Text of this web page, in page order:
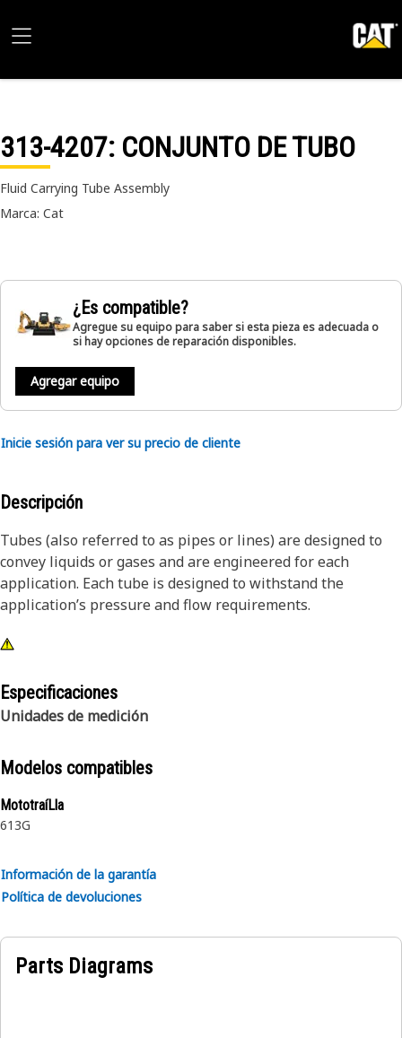
313-4207: CONJUNTO DE TUBO
Fluid Carrying Tube Assembly
Marca: Cat
¿Es compatible?
Agregue su equipo para saber si esta pieza es adecuada o
si hay opciones de reparación disponibles.
Agregar equipo
Inicie sesión para ver su precio de cliente
Descripción
Tubes (also referred to as pipes or lines) are designed to
convey liquids or gases and are engineered for each
application. Each tube is designed to withstand the
application’s pressure and flow requirements.
Especificaciones
Unidades de medición
Modelos compatibles
MototraíLla
613G
Información de la garantía
Política de devoluciones
Parts Diagrams